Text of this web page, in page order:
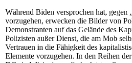
Während Biden versprochen hat, gegen
vorzugehen, erwecken die Bilder von
Demonstranten auf das Gelände des
Polizisten außer Dienst, die am Mob
Vertrauen in die Fähigkeit des
Elemente vorzugehen. In den Reihen